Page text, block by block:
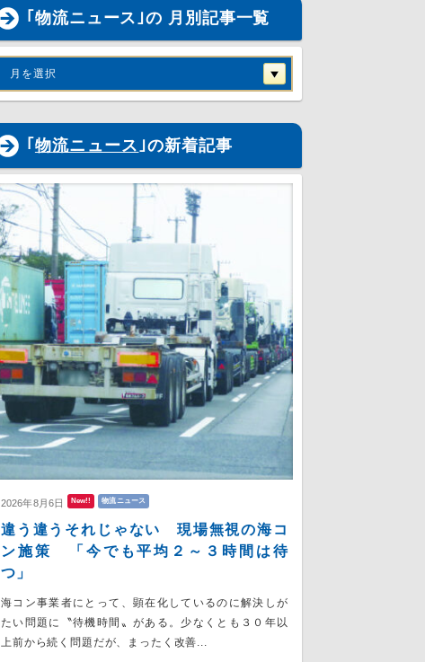
｢物流ニュース｣の 月別記事一覧
月を選択
｢ 物流ニュース ｣の新着記事
2026年8月6日 New!! 物流ニュース
違う違うそれじゃない 現場無視の海コ
ン施策 「今でも平均２～３時間は待
つ」
海コン事業者にとって、顕在化しているのに解決しが
たい問題に〝待機時間〟がある。少なくとも３０年以
上前から続く問題だが、まったく改善...